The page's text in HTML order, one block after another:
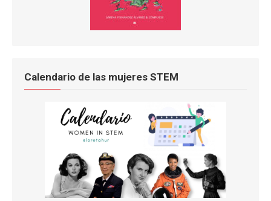
Calendario de las mujeres STEM